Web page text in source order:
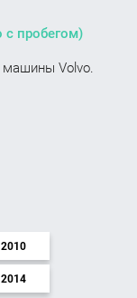
пробегом)
машины Volvo.
2010
2014